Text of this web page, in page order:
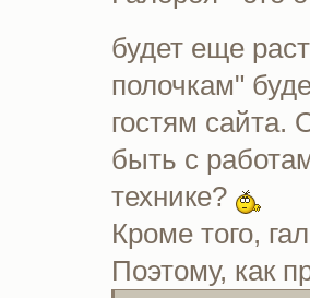
будет еще
полочкам"
гостям сайта.
быть с
технике?
Кроме того,
Поэтому, как